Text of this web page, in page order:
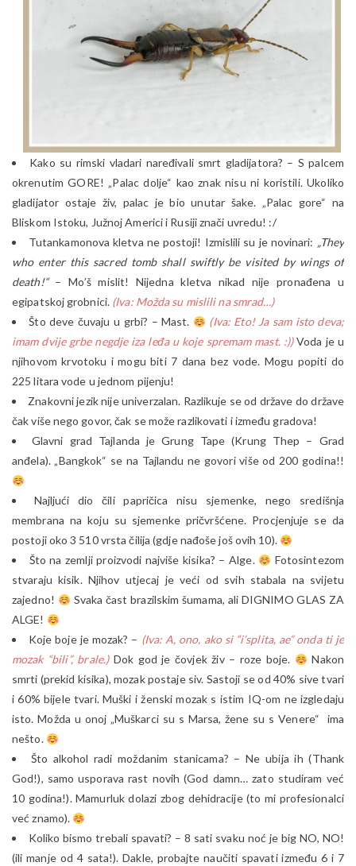
Kako su rimski vladari naređivali smrt gladijatora? – S palcem
okrenutim GORE! „Palac dolje“ kao znak nisu ni koristili. Ukoliko
gladijator ostaje živ, palac je bio unutar šake. „Palac gore“ na
Bliskom Istoku, Južnoj Americi i Rusiji znači uvredu! :/
Tutankamonova kletva ne postoji! Izmislili su je novinari: „They
who enter this sacred tomb shall swiftly be visited by wings of
death!“– Mo’š mislit! Nijedna kletva nikad nije pronađena u
egipatskoj grobnici. (Iva: Možda su mislili na smrad…)
Što deve čuvaju u grbi? – Mast.
(Iva: Eto! Ja sam isto deva;
imam dvije grbe negdje iza leđa u koje spremam mast. :))Voda je u
njihovom krvotoku i mogu biti 7 dana bez vode. Mogu popiti do
225 litara vode u jednom pijenju!
Znakovni jezik nije univerzalan. Razlikuje se od države do države
čak više nego govor, čak se može razlikovati i između gradova!
Glavni grad Tajlanda je Grung Tape (Krung Thep – Grad
anđela). „Bangkok“ se na Tajlandu ne govori više od 200 godina!!
Najljući dio čili papričica nisu sjemenke, nego središnja
membrana na koju su sjemenke pričvršćene. Procjenjuje se da
postoji oko 3 510 vrsta čilija (gdje nađoše još ovih 10).
Što na zemlji proizvodi najviše kisika? – Alge.
Fotosintezom
stvaraju kisik. Njihov utjecaj je veći od svih stabala na svijetu
zajedno!
Svaka čast brazilskim šumama, ali DIGNIMO GLAS ZA
ALGE!
Koje boje je mozak? – (Iva: A, ono, ako si “i’splita, ae” onda ti je
mozak “bili”, brale.)Dok god je čovjek živ – roze boje.
Nakon
smrti (prekid kisika), mozak postaje siv. Sastoji se od 40% sive tvari
i 60% bijele tvari. Muški i ženski mozak s istim IQ-om ne izgledaju
isto. Možda u onoj „Muškarci su s Marsa, žene su s Venere“ ima
nešto.
Što alkohol radi moždanim stanicama? – Ne ubija ih (Thank
God!), samo usporava rast novih (God damn… zato studiram već
10 godina!). Mamurluk dolazi zbog dehidracije (to mi profesionalci
već znamo).
Koliko bismo trebali spavati? – 8 sati svaku noć je big NO, NO!
(ili manje od 4 sata!). Dakle, probajte naučiti spavati između 6 i 7